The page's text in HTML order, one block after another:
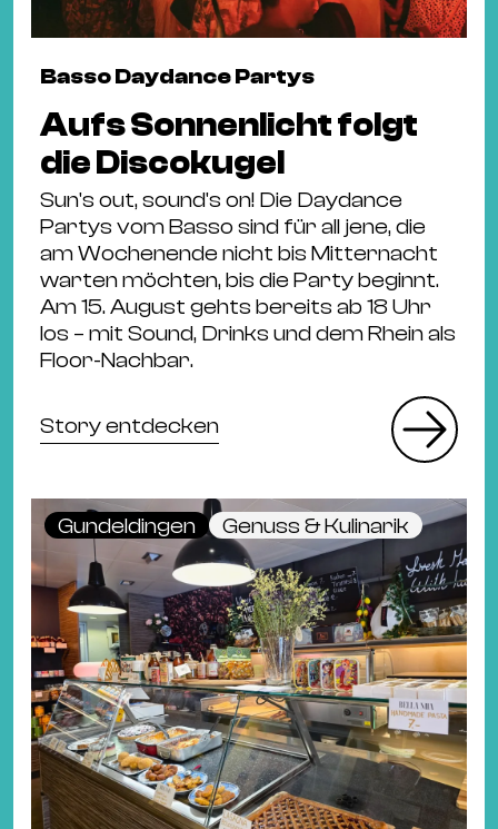
Basso Daydance Partys
Aufs Sonnenlicht folgt
die Discokugel
Sun's out, sound's on! Die Daydance
Partys vom Basso sind für all jene, die
am Wochenende nicht bis Mitternacht
warten möchten, bis die Party beginnt.
Am 15. August gehts bereits ab 18 Uhr
los – mit Sound, Drinks und dem Rhein als
Floor-Nachbar.
Story entdecken
Gundeldingen Genuss & Kulinarik